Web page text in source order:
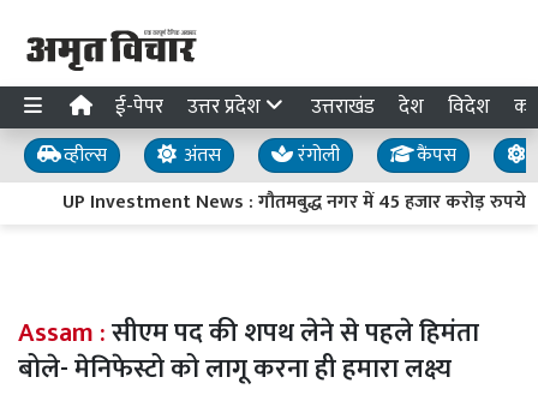
ई-पेपर उत्तर प्रदेश उत्तराखंड देश विदेश
व्हील्स अंतस रंगोली कैंपस
UP Investment News : गौतमबुद्ध नगर में 45 हजार करोड़ रुपये
Assam :सीएम पद की शपथ लेने से पहले हिमंता
बोले- मेनिफेस्टो को लागू करना ही हमारा लक्ष्य